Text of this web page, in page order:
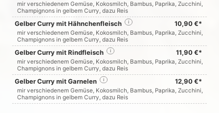
mir verschiedenem Gemüse, Kokosmilch, Bambus, Paprika, Zucchini,
Champignons in gelbem Curry, dazu Reis
Gelber Curry mit Hähnchenfleisch 10,90 €*
i
mir verschiedenem Gemüse, Kokosmilch, Bambus, Paprika, Zucchini,
Champignons in gelbem Curry, dazu Reis
Gelber Curry mit Rindfleisch 11,90 €*
i
mir verschiedenem Gemüse, Kokosmilch, Bambus, Paprika, Zucchini,
Champignons in gelbem Curry, dazu Reis
Gelber Curry mit Garnelen 12,90 €*
i
mir verschiedenem Gemüse, Kokosmilch, Bambus, Paprika, Zucchini,
Champignons in gelbem Curry, dazu Reis